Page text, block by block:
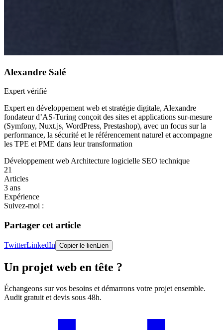
Alexandre Salé
Expert vérifié
Expert en développement web et stratégie digitale, Alexandre
fondateur d’AS-Turing conçoit des sites et applications sur-mesure
(Symfony, Nuxt.js, WordPress, Prestashop), avec un focus sur la
performance, la sécurité et le référencement naturel et accompagne
les TPE et PME dans leur transformation
Développement web Architecture logicielle SEO technique
21
Articles
3 ans
Expérience
Suivez-moi :
Partager cet article
TwitterLinkedIn Copier le lienLien
Un projet web en tête ?
Échangeons sur vos besoins et démarrons votre projet ensemble.
Audit gratuit et devis sous 48h.